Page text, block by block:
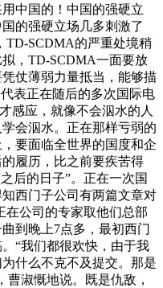
中国的！中国的强硬立
的强硬立场几多刺激了
TD-SCDMA的严重处境稍
，TD-SCDMA一面要放
仗薄弱力量抵当，能够描
表正在随后的多次国际电
感应，就像不会泅水的人
会泅水。正在那样亏弱的
要面临全世界的国度和企
履历，比之前要疾苦得
后的日子”。正在一次国
西门子公司有两篇文章对
在公司的专家取他们总部
到晚上7点多，最初西门
“我们都很欢快，由于我
什么不克不及提交。那是
淑慨地说。既是仇敌，